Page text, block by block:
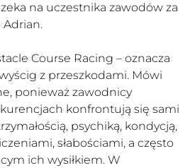
na uczestnika zawodów za
Adrian.
Course Racing – oznacza
z przeszkodami. Mówi
ponieważ zawodnicy
konfrontują się sami
psychiką, kondycją,
słabościami, a często
ich wysiłkiem. W